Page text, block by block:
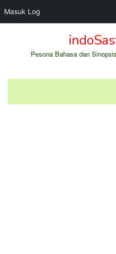
Masuk Log
Pesona Bahasa dan